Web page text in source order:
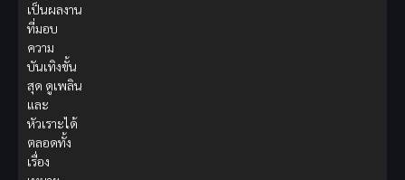
เป็นผลงาน
ที่มอบ
ความ
บันเทิงขั้น
สุด ดูเพลิน
และ
หัวเราะได้
ตลอดทั้ง
เรื่อง